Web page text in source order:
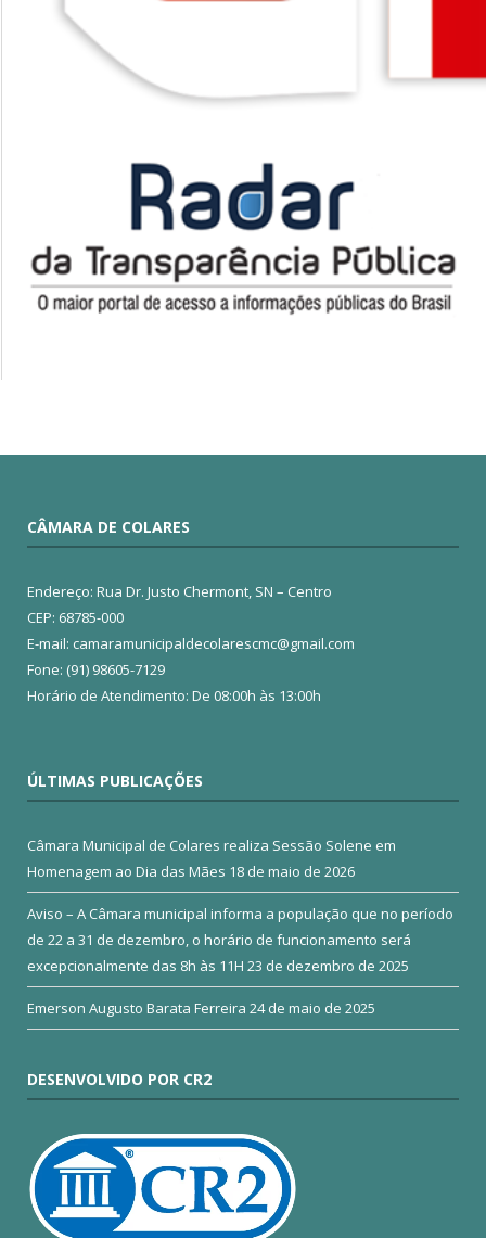
CÂMARA DE COLARES
Endereço: Rua Dr. Justo Chermont, SN – Centro
CEP: 68785-000
E-mail: camaramunicipaldecolarescmc@gmail.com
Fone: (91) 98605-7129
Horário de Atendimento: De 08:00h às 13:00h
ÚLTIMAS PUBLICAÇÕES
Câmara Municipal de Colares realiza Sessão Solene em
Homenagem ao Dia das Mães 18 de maio de 2026
Aviso – A Câmara municipal informa a população que no período
de 22 a 31 de dezembro, o horário de funcionamento será
excepcionalmente das 8h às 11H 23 de dezembro de 2025
Emerson Augusto Barata Ferreira 24 de maio de 2025
DESENVOLVIDO POR CR2